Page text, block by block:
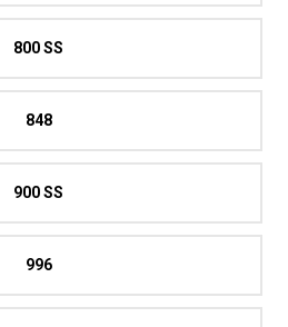
800 SS
848
900 SS
996